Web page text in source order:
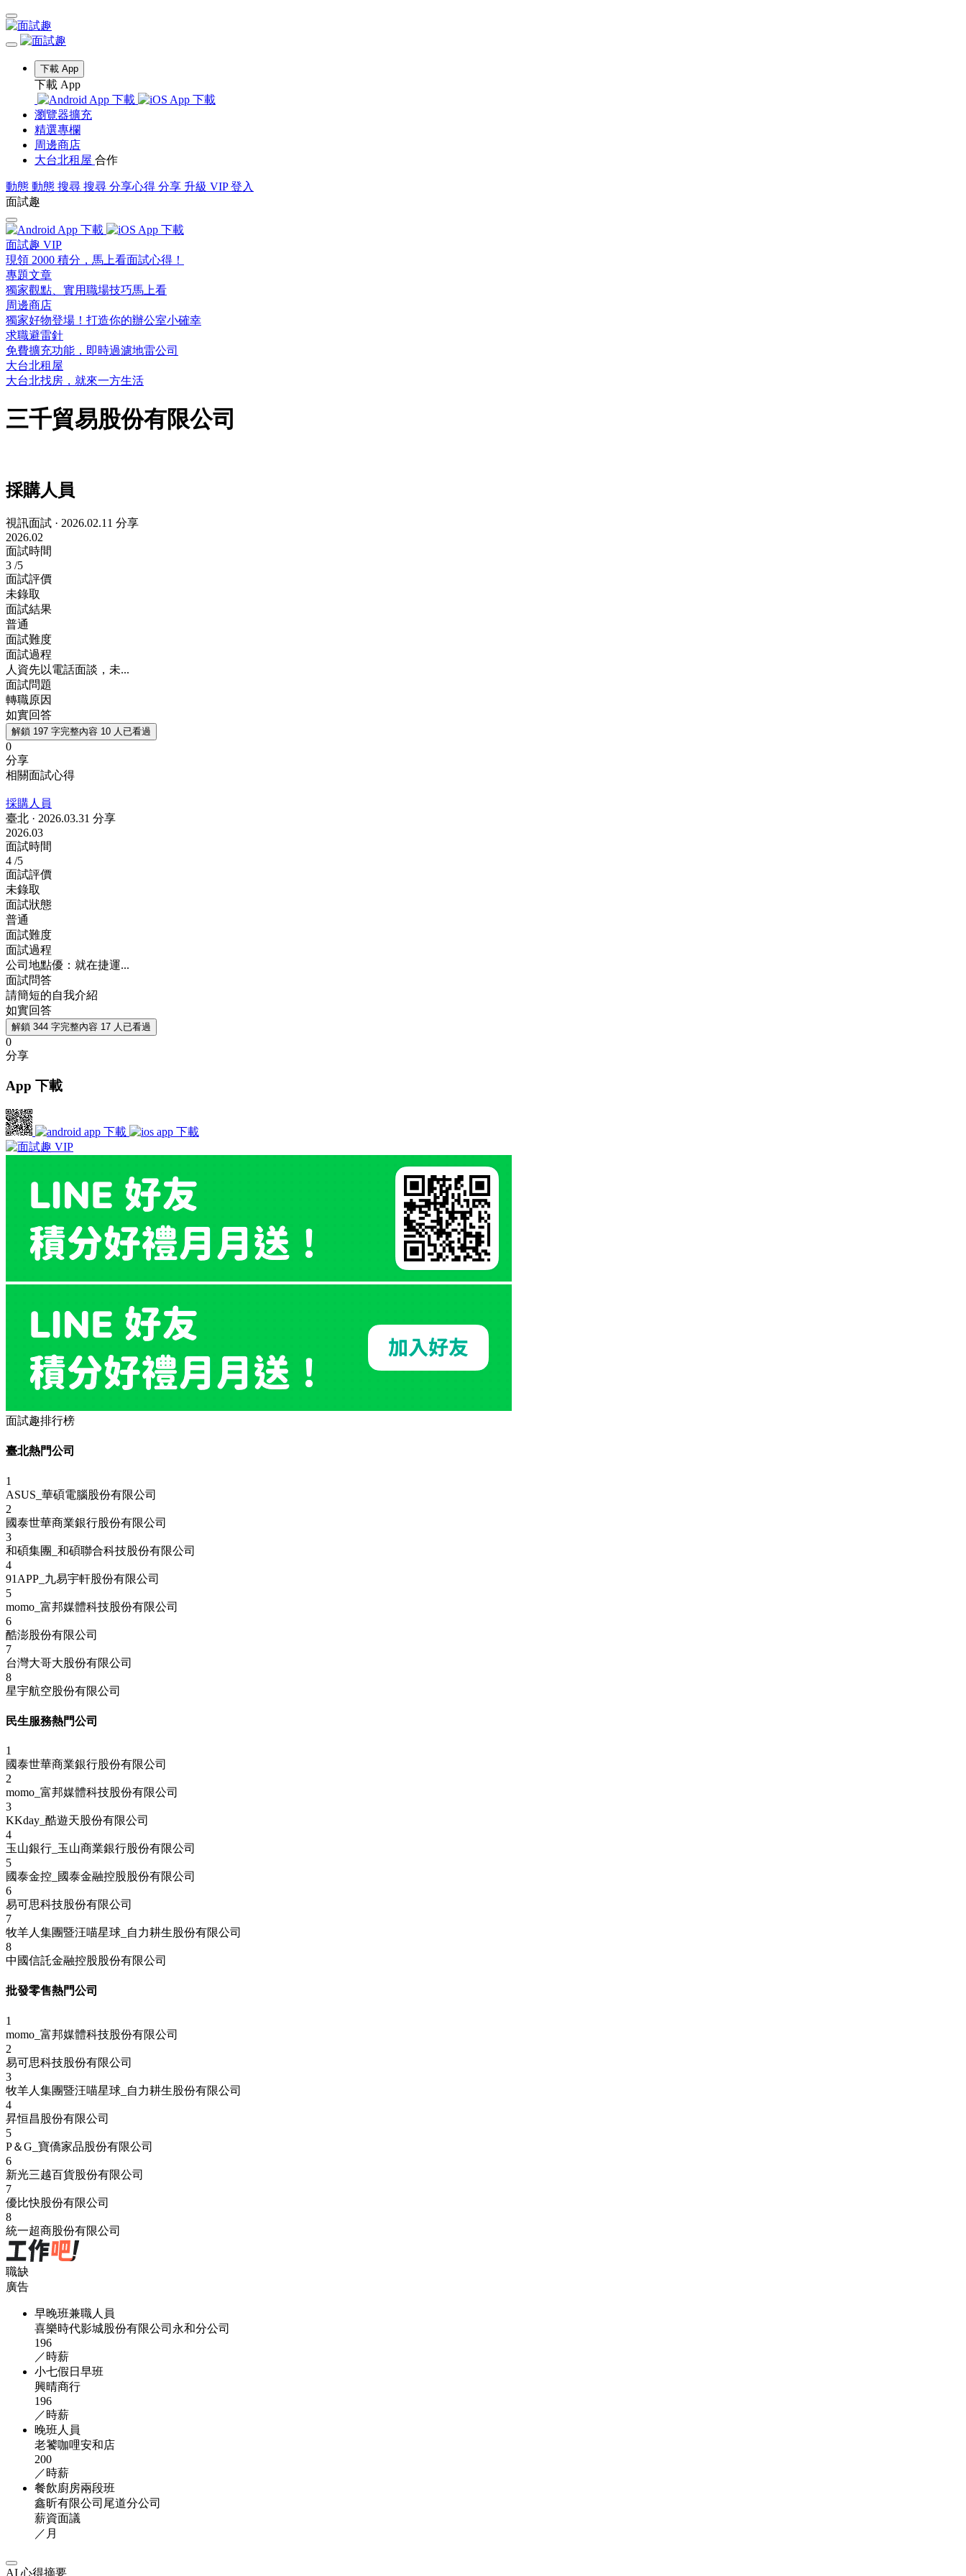
下載 App
下載 App
瀏覽器擴充
精選專欄
周邊商店
大台北租屋 合作
動態 動態 搜尋 搜尋 分享心得 分享 升級 VIP 登入
面試趣
面試趣 VIP
現領 2000 積分，馬上看面試心得！
專題文章
獨家觀點、實用職場技巧馬上看
周邊商店
獨家好物登場！打造你的辦公室小確幸
求職避雷針
免費擴充功能，即時過濾地雷公司
大台北租屋
大台北找房，就來一方生活
三千貿易股份有限公司
採購人員
視訊面試 · 2026.02.11 分享
2026.02
面試時間
3 /5
面試評價
未錄取
面試結果
普通
面試難度
面試過程
人資先以電話面談，未...
面試問題
轉職原因
如實回答
解鎖 197 字完整內容 10 人已看過
0
分享
相關面試心得
採購人員
臺北 · 2026.03.31 分享
2026.03
面試時間
4 /5
面試評價
未錄取
面試狀態
普通
面試難度
面試過程
公司地點優：就在捷運...
面試問答
請簡短的自我介紹
如實回答
解鎖 344 字完整內容 17 人已看過
0
分享
App 下載
面試趣排行榜
臺北熱門公司
1
ASUS_華碩電腦股份有限公司
2
國泰世華商業銀行股份有限公司
3
和碩集團_和碩聯合科技股份有限公司
4
91APP_九易宇軒股份有限公司
5
momo_富邦媒體科技股份有限公司
6
酷澎股份有限公司
7
台灣大哥大股份有限公司
8
星宇航空股份有限公司
民生服務熱門公司
1
國泰世華商業銀行股份有限公司
2
momo_富邦媒體科技股份有限公司
3
KKday_酷遊天股份有限公司
4
玉山銀行_玉山商業銀行股份有限公司
5
國泰金控_國泰金融控股股份有限公司
6
易可思科技股份有限公司
7
牧羊人集團暨汪喵星球_自力耕生股份有限公司
8
中國信託金融控股股份有限公司
批發零售熱門公司
1
momo_富邦媒體科技股份有限公司
2
易可思科技股份有限公司
3
牧羊人集團暨汪喵星球_自力耕生股份有限公司
4
昇恒昌股份有限公司
5
P＆G_寶僑家品股份有限公司
6
新光三越百貨股份有限公司
7
優比快股份有限公司
8
統一超商股份有限公司
職缺
廣告
早晚班兼職人員
喜樂時代影城股份有限公司永和分公司
196
／時薪
小七假日早班
興晴商行
196
／時薪
晚班人員
老饕咖哩安和店
200
／時薪
餐飲廚房兩段班
鑫昕有限公司尾道分公司
薪資面議
／月
AI 心得摘要